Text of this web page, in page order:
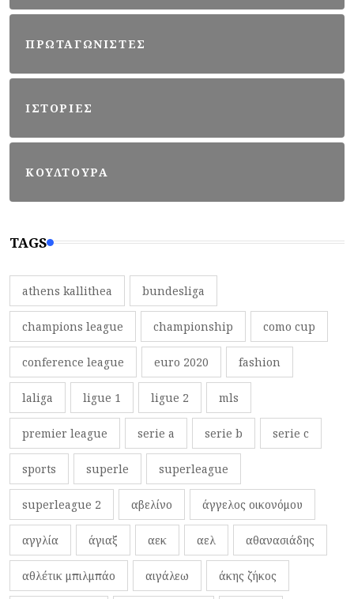
ΠΡΩΤΑΓΩΝΙΣΤΕΣ
ΙΣΤΟΡΙΕΣ
ΚΟΥΛΤΟΥΡΑ
TAGS
athens kallithea bundesliga
champions league championship como cup
conference league euro 2020 fashion
laliga ligue 1 ligue 2 mls
premier league serie a serie b serie c
sports superle superleague
superleague 2 αβελίνο άγγελος οικονόμου
αγγλία άγιαξ αεκ αελ αθανασιάδης
αθλέτικ μπιλμπάο αιγάλεω άκης ζήκος